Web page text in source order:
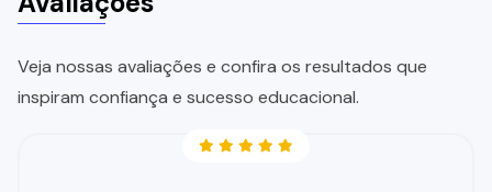
Veja nossas avaliações e confira os resultados que
inspiram confiança e sucesso educacional.